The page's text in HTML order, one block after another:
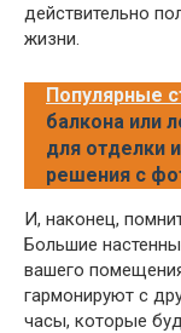
действительно
жизни.
Популярные
балкона или
для отделки
решения с
И, наконец,
Большие
вашего
гармонируют с
часы, которые